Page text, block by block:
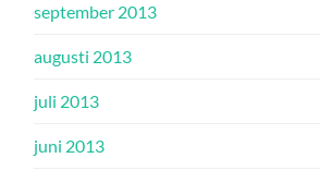
september 2013
augusti 2013
juli 2013
juni 2013